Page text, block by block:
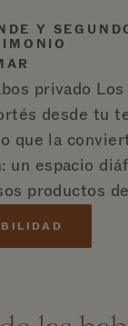
Y
privado
desde tu
que la
un espacio
productos